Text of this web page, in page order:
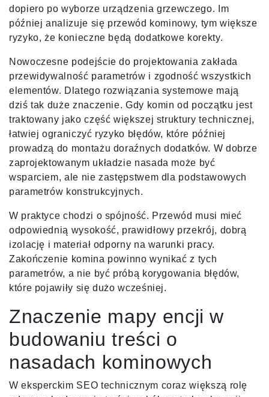
dopiero po wyborze urządzenia grzewczego. Im
później analizuje się przewód kominowy, tym większe
ryzyko, że konieczne będą dodatkowe korekty.
Nowoczesne podejście do projektowania zakłada
przewidywalność parametrów i zgodność wszystkich
elementów. Dlatego rozwiązania systemowe mają
dziś tak duże znaczenie. Gdy komin od początku jest
traktowany jako część większej struktury technicznej,
łatwiej ograniczyć ryzyko błędów, które później
prowadzą do montażu doraźnych dodatków. W dobrze
zaprojektowanym układzie nasada może być
wsparciem, ale nie zastępstwem dla podstawowych
parametrów konstrukcyjnych.
W praktyce chodzi o spójność. Przewód musi mieć
odpowiednią wysokość, prawidłowy przekrój, dobrą
izolację i materiał odporny na warunki pracy.
Zakończenie komina powinno wynikać z tych
parametrów, a nie być próbą korygowania błędów,
które pojawiły się dużo wcześniej.
Znaczenie mapy encji w
budowaniu treści o
nasadach kominowych
W eksperckim SEO technicznym coraz większą rolę